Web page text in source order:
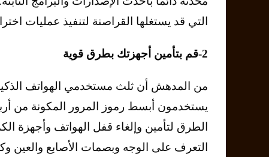
التي قد يستغلها القراصنة لتنفيذ عمليات
2-قم بتأمين أجهزتك بطرق قوية
من المدهش أن ثلث مستخدمي الهواتف
يستخدمون أبسط رموز المرور المكونة من
الطرق لتأمين وإلغاء قفل الهواتف وأجهزة
التعرف على الوجه وبصمات الأصابع والعين